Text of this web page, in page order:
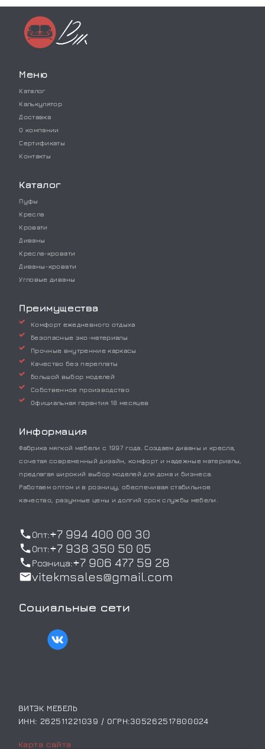
Опт:+7 994 400 00 30
Опт:+7 938 350 50 05
Розница:+7 906 477 59 28
vitekmsales@gmail.com
Социальные сети
Меню
Каталог
Калькулятор
Доставка
О компании
Сертификаты
Контакты
Каталог
Пуфы
Кресла
Кровати
Диваны
Кресла-кровати
Диваны-кровати
Угловые диваны
Преимущества
Комфорт ежедневного отдыха
Безопасные эко-материалы
Прочные внутренние каркасы
Качество без переплаты
Большой выбор моделей
Собственное производство
Официальная гарантия 18 месяцев
Информация
Фабрика мягкой мебели с 1997 года. Создаем диваны и кресла,
сочетая современный дизайн, комфорт и надежные материалы,
предлагая широкий выбор моделей для дома и бизнеса.
Работаем оптом и в розницу, обеспечивая стабильное
качество, разумные цены и долгий срок службы мебели.
ВИТЭК МЕБЕЛЬ
ИНН: 262511221039 / ОГРН:305262517800024
Карта сайта